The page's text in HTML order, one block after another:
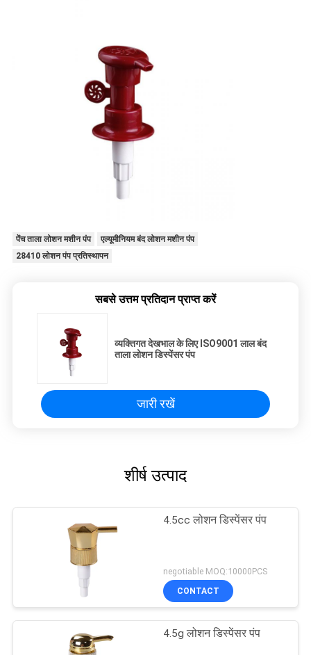
पेंच ताला लोशन मशीन पंप
एल्यूमीनियम बंद लोशन मशीन पंप
28410 लोशन पंप प्रतिस्थापन
सबसे उत्तम प्रतिदान प्राप्त करें
व्यक्तिगत देखभाल के लिए ISO9001 लाल बंद
ताला लोशन डिस्पेंसर पंप
जारी रखें
शीर्ष उत्पाद
4.5cc लोशन डिस्पेंसर पंप
negotiable MOQ:10000PCS
CONTACT
4.5g लोशन डिस्पेंसर पंप